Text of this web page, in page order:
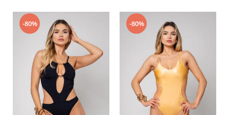
-80% -80%